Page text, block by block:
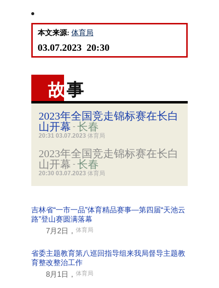
本文来源: 体育局
03.07.2023 20:30
故事
2023年全国竞走锦标赛在长白
山开幕 - 长春
20:31 03.07.2023 体育局
2023年全国竞走锦标赛在长白
山开幕 - 长春
20:30 03.07.2023 体育局
吉林省“一市一品”体育精品赛事—第四届“天池云
路”登山赛圆满落幕
7月2日， 体育局
省委主题教育第八巡回指导组来我局督导主题教
育整改整治工作
8月1日， 体育局